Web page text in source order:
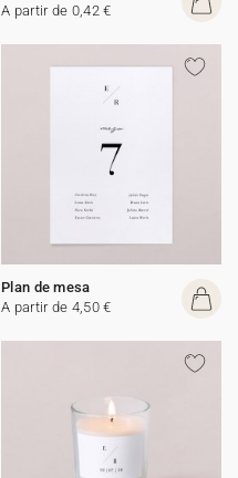
A partir de 0,42 €
Plan de mesa
A partir de 4,50 €